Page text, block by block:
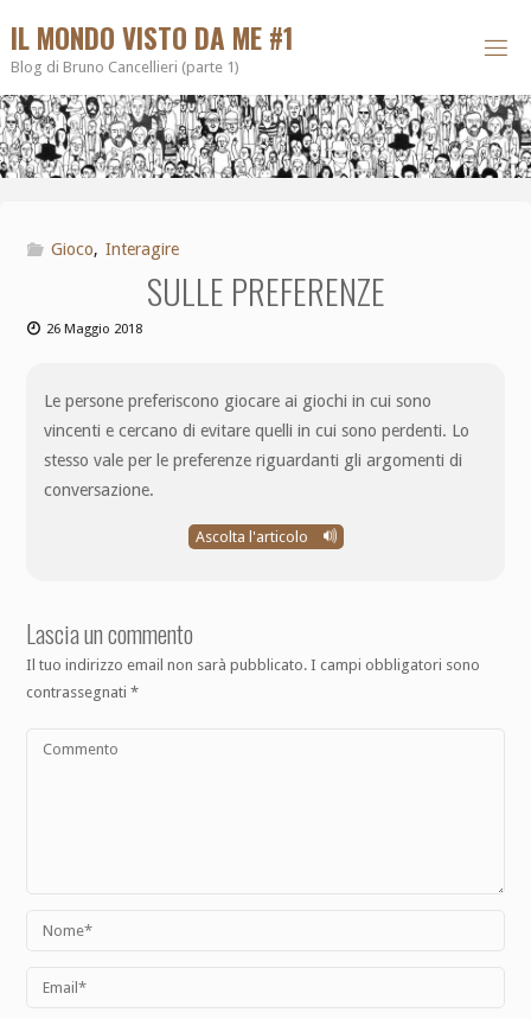
IL MONDO VISTO DA ME #1
Blog di Bruno Cancellieri (parte 1)
Gioco, Interagire
SULLE PREFERENZE
26 Maggio 2018
Le persone preferiscono giocare ai giochi in cui sono
vincenti e cercano di evitare quelli in cui sono perdenti. Lo
stesso vale per le preferenze riguardanti gli argomenti di
conversazione.
Ascolta l'articolo
Lascia un commento
Il tuo indirizzo email non sarà pubblicato. I campi obbligatori sono
contrassegnati*